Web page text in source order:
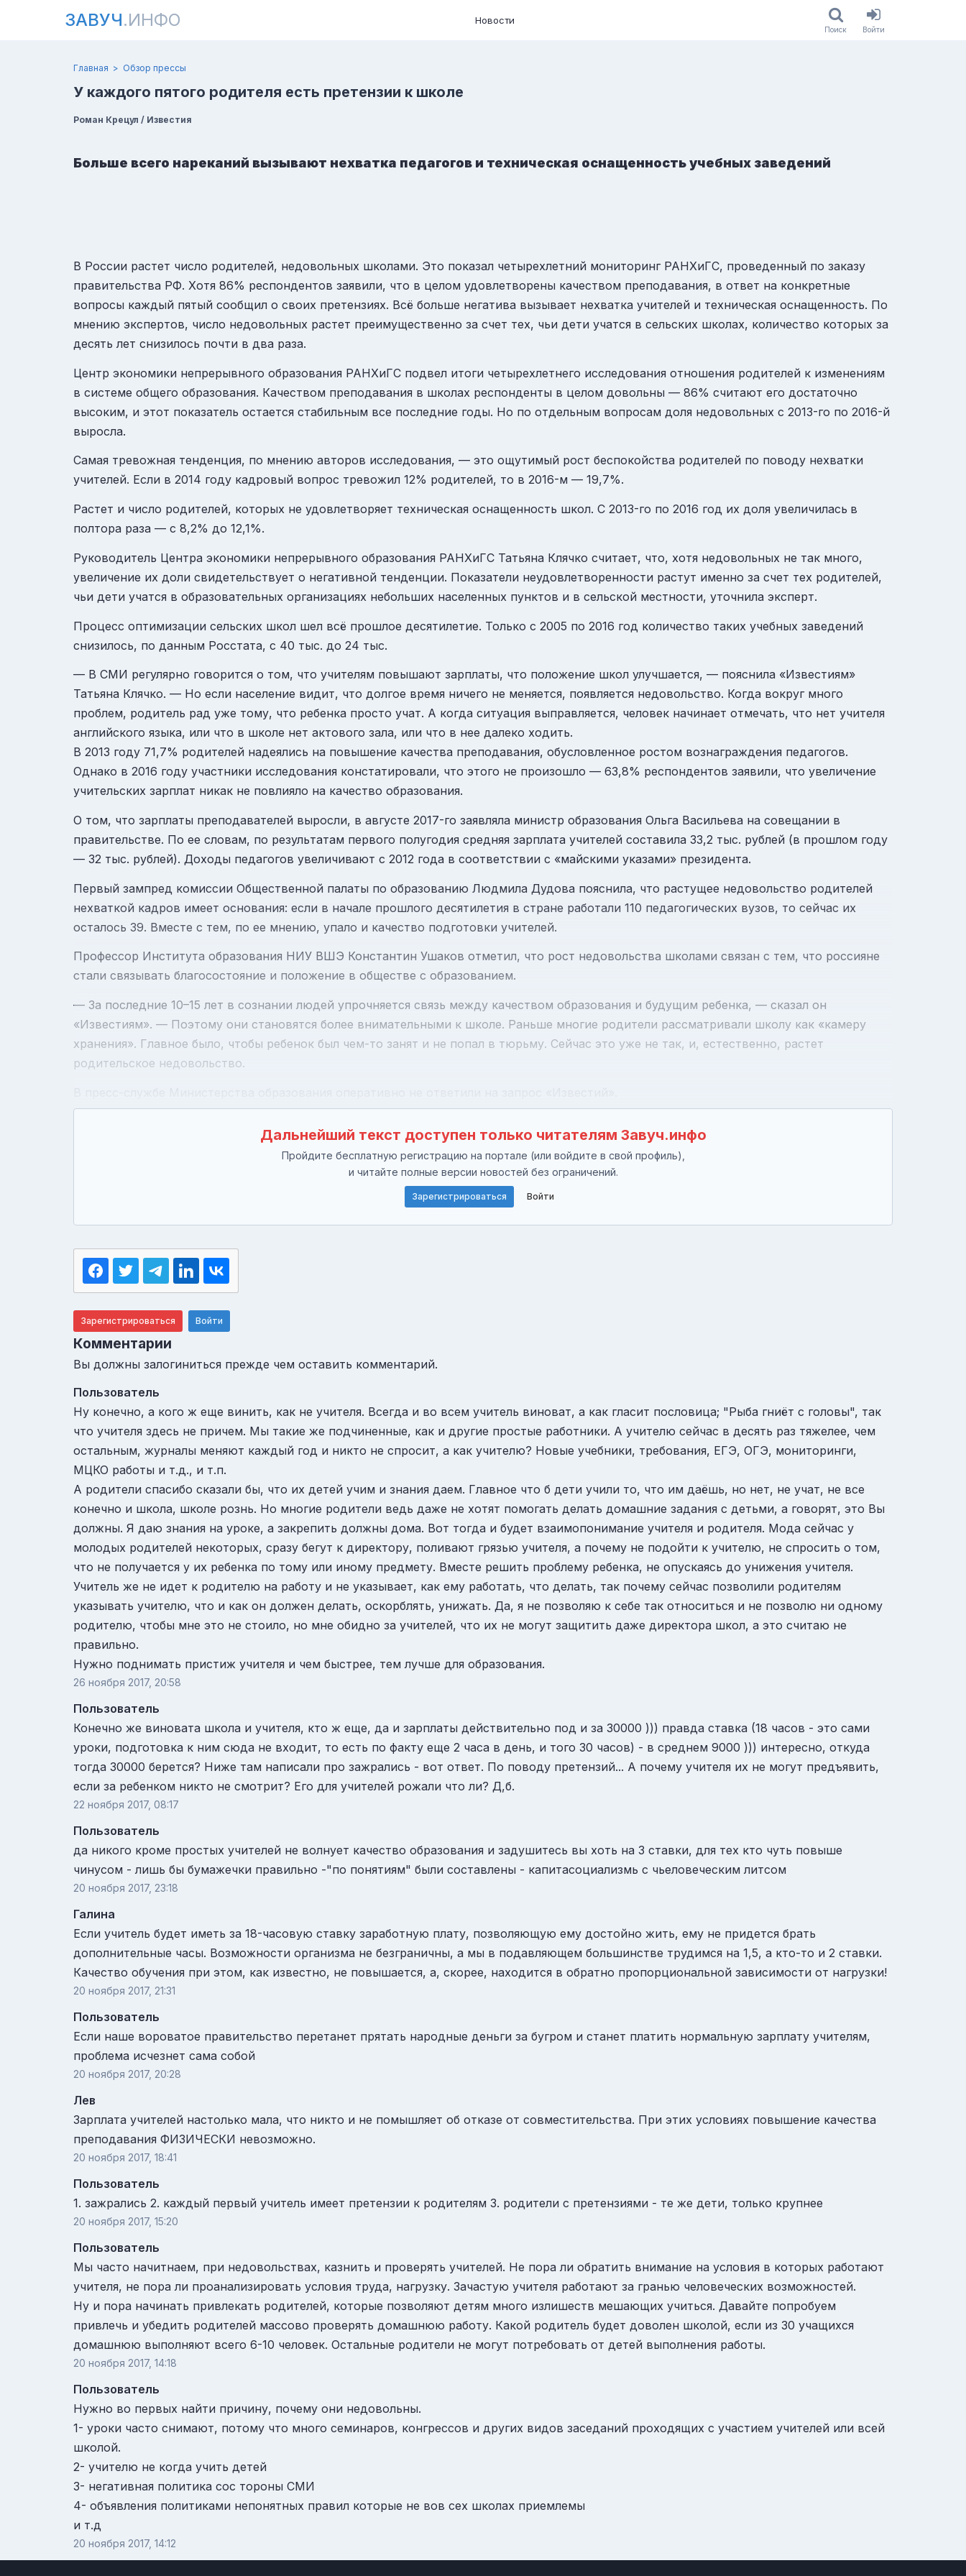
ЗАВУЧ.ИНФО Новости
Поиск Войти
Главная Обзор прессы
У каждого пятого родителя есть претензии к школе
Роман Крецул / Известия
Больше всего нареканий вызывают нехватка педагогов и техническая оснащенность учебных заведений
В России растет число родителей, недовольных школами. Это показал четырехлетний мониторинг РАНХиГС, проведенный по заказу
правительства РФ. Хотя 86% респондентов заявили, что в целом удовлетворены качеством преподавания, в ответ на конкретные
вопросы каждый пятый сообщил о своих претензиях. Всё больше негатива вызывает нехватка учителей и техническая оснащенность. По
мнению экспертов, число недовольных растет преимущественно за счет тех, чьи дети учатся в сельских школах, количество которых за
десять лет снизилось почти в два раза.
Центр экономики непрерывного образования РАНХиГС подвел итоги четырехлетнего исследования отношения родителей к изменениям
в системе общего образования. Качеством преподавания в школах респонденты в целом довольны — 86% считают его достаточно
высоким, и этот показатель остается стабильным все последние годы. Но по отдельным вопросам доля недовольных с 2013-го по 2016-й
выросла.
Самая тревожная тенденция, по мнению авторов исследования, — это ощутимый рост беспокойства родителей по поводу нехватки
учителей. Если в 2014 году кадровый вопрос тревожил 12% родителей, то в 2016-м — 19,7%.
Растет и число родителей, которых не удовлетворяет техническая оснащенность школ. С 2013-го по 2016 год их доля увеличилась в
полтора раза — с 8,2% до 12,1%.
Руководитель Центра экономики непрерывного образования РАНХиГС Татьяна Клячко считает, что, хотя недовольных не так много,
увеличение их доли свидетельствует о негативной тенденции. Показатели неудовлетворенности растут именно за счет тех родителей,
чьи дети учатся в образовательных организациях небольших населенных пунктов и в сельской местности, уточнила эксперт.
Процесс оптимизации сельских школ шел всё прошлое десятилетие. Только с 2005 по 2016 год количество таких учебных заведений
снизилось, по данным Росстата, с 40 тыс. до 24 тыс.
— В СМИ регулярно говорится о том, что учителям повышают зарплаты, что положение школ улучшается, — пояснила «Известиям»
Татьяна Клячко. — Но если население видит, что долгое время ничего не меняется, появляется недовольство. Когда вокруг много
проблем, родитель рад уже тому, что ребенка просто учат. А когда ситуация выправляется, человек начинает отмечать, что нет учителя
английского языка, или что в школе нет актового зала, или что в нее далеко ходить.
В 2013 году 71,7% родителей надеялись на повышение качества преподавания, обусловленное ростом вознаграждения педагогов.
Однако в 2016 году участники исследования констатировали, что этого не произошло — 63,8% респондентов заявили, что увеличение
учительских зарплат никак не повлияло на качество образования.
О том, что зарплаты преподавателей выросли, в августе 2017-го заявляла министр образования Ольга Васильева на совещании в
правительстве. По ее словам, по результатам первого полугодия средняя зарплата учителей составила 33,2 тыс. рублей (в прошлом году
— 32 тыс. рублей). Доходы педагогов увеличивают с 2012 года в соответствии с «майскими указами» президента.
Первый зампред комиссии Общественной палаты по образованию Людмила Дудова пояснила, что растущее недовольство родителей
нехваткой кадров имеет основания: если в начале прошлого десятилетия в стране работали 110 педагогических вузов, то сейчас их
осталось 39. Вместе с тем, по ее мнению, упало и качество подготовки учителей.
Профессор Института образования НИУ ВШЭ Константин Ушаков отметил, что рост недовольства школами связан с тем, что россияне
стали связывать благосостояние и положение в обществе с образованием.
— За последние 10–15 лет в сознании людей упрочняется связь между качеством образования и будущим ребенка, — сказал он
«Известиям». — Поэтому они становятся более внимательными к школе. Раньше многие родители рассматривали школу как «камеру
хранения». Главное было, чтобы ребенок был чем-то занят и не попал в тюрьму. Сейчас это уже не так, и, естественно, растет
родительское недовольство.
Дальнейший текст доступен только читателям Завуч.инфо
Пройдите бесплатную регистрацию на портале (или войдите в свой профиль),
и читайте полные версии новостей без ограничений.
Зарегистрироваться Войти
Зарегистрироваться Войти
Комментарии
Вы должны залогиниться прежде чем оставить комментарий.
Пользователь
Ну конечно, а кого ж еще винить, как не учителя. Всегда и во всем учитель виноват, а как гласит пословица; "Рыба гниёт с головы", так
что учителя здесь не причем. Мы такие же подчиненные, как и другие простые работники. А учителю сейчас в десять раз тяжелее, чем
остальным, журналы меняют каждый год и никто не спросит, а как учителю? Новые учебники, требования, ЕГЭ, ОГЭ, мониторинги,
МЦКО работы и т.д., и т.п.
А родители спасибо сказали бы, что их детей учим и знания даем. Главное что б дети учили то, что им даёшь, но нет, не учат, не все
конечно и школа, школе рознь. Но многие родители ведь даже не хотят помогать делать домашние задания с детьми, а говорят, это Вы
должны. Я даю знания на уроке, а закрепить должны дома. Вот тогда и будет взаимопонимание учителя и родителя. Мода сейчас у
молодых родителей некоторых, сразу бегут к директору, поливают грязью учителя, а почему не подойти к учителю, не спросить о том,
что не получается у их ребенка по тому или иному предмету. Вместе решить проблему ребенка, не опускаясь до унижения учителя.
Учитель же не идет к родителю на работу и не указывает, как ему работать, что делать, так почему сейчас позволили родителям
указывать учителю, что и как он должен делать, оскорблять, унижать. Да, я не позволяю к себе так относиться и не позволю ни одному
родителю, чтобы мне это не стоило, но мне обидно за учителей, что их не могут защитить даже директора школ, а это считаю не
правильно.
Нужно поднимать пристиж учителя и чем быстрее, тем лучше для образования.
26 ноября 2017, 20:58
Пользователь
Конечно же виновата школа и учителя, кто ж еще, да и зарплаты действительно под и за 30000 ))) правда ставка (18 часов - это сами
уроки, подготовка к ним сюда не входит, то есть по факту еще 2 часа в день, и того 30 часов) - в среднем 9000 ))) интересно, откуда
тогда 30000 берется? Ниже там написали про зажрались - вот ответ. По поводу претензий... А почему учителя их не могут предъявить,
если за ребенком никто не смотрит? Его для учителей рожали что ли? Д,б.
22 ноября 2017, 08:17
Пользователь
да никого кроме простых учителей не волнует качество образования и задушитесь вы хоть на 3 ставки, для тех кто чуть повыше
чинусом - лишь бы бумажечки правильно -"по понятиям" были составлены - капитасоциализмь с чьеловеческим литсом
20 ноября 2017, 23:18
Галина
Если учитель будет иметь за 18-часовую ставку заработную плату, позволяющую ему достойно жить, ему не придется брать
дополнительные часы. Возможности организма не безграничны, а мы в подавляющем большинстве трудимся на 1,5, а кто-то и 2 ставки.
Качество обучения при этом, как известно, не повышается, а, скорее, находится в обратно пропорциональной зависимости от нагрузки!
20 ноября 2017, 21:31
Пользователь
Если наше вороватое правительство перетанет прятать народные деньги за бугром и станет платить нормальную зарплату учителям,
проблема исчезнет сама собой
20 ноября 2017, 20:28
Лев
Зарплата учителей настолько мала, что никто и не помышляет об отказе от совместительства. При этих условиях повышение качества
преподавания ФИЗИЧЕСКИ невозможно.
20 ноября 2017, 18:41
Пользователь
1. зажрались 2. каждый первый учитель имеет претензии к родителям 3. родители с претензиями - те же дети, только крупнее
20 ноября 2017, 15:20
Пользователь
Мы часто начитнаем, при недовольствах, казнить и проверять учителей. Не пора ли обратить внимание на условия в которых работают
учителя, не пора ли проанализировать условия труда, нагрузку. Зачастую учителя работают за гранью человеческих возможностей.
Ну и пора начинать привлекать родителей, которые позволяют детям много излишеств мешающих учиться. Давайте попробуем
привлечь и убедить родителей массово проверять домашнюю работу. Какой родитель будет доволен школой, если из 30 учащихся
домашнюю выполняют всего 6-10 человек. Остальные родители не могут потребовать от детей выполнения работы.
20 ноября 2017, 14:18
Пользователь
Нужно во первых найти причину, почему они недовольны.
1- уроки часто снимают, потому что много семинаров, конгрессов и других видов заседаний проходящих с участием учителей или всей
школой.
2- учителю не когда учить детей
3- негативная политика сос тороны СМИ
4- объявления политиками непонятных правил которые не вов сех школах приемлемы
и т.д
20 ноября 2017, 14:12